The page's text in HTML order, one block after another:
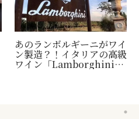
あのランボルギーニがワイ
ン製造？！イタリアの高級
ワイン「Lamborghini」